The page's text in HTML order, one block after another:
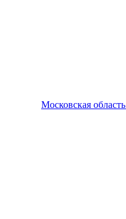
Московская область